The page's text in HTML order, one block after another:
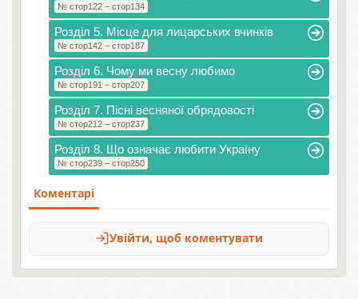
№ стор122 – стор134
Розділ 5. Місце для лицарських вчинків
№ стор142 – стор187
Розділ 6. Чому ми весну любимо
№ стор191 – стор207
Розділ 7. Пісні весняної обрядовості
№ стор212 – стор237
Розділ 8. Що означає любити Україну
№ стор239 – стор250